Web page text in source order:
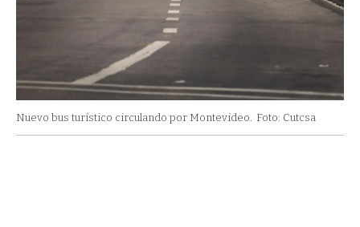
Nuevo bus turístico circulando por Montevideo. Foto: Cutcsa